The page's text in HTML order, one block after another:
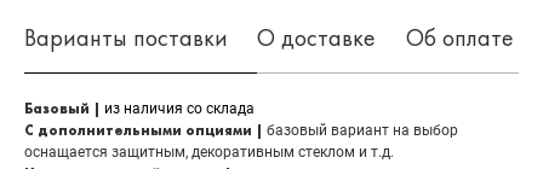
Варианты поставки О доставке Об оплате
Базовый | из наличия со склада
С дополнительными опциями | базовый вариант на выбор
оснащается защитным, декоративным стеклом и т.д.